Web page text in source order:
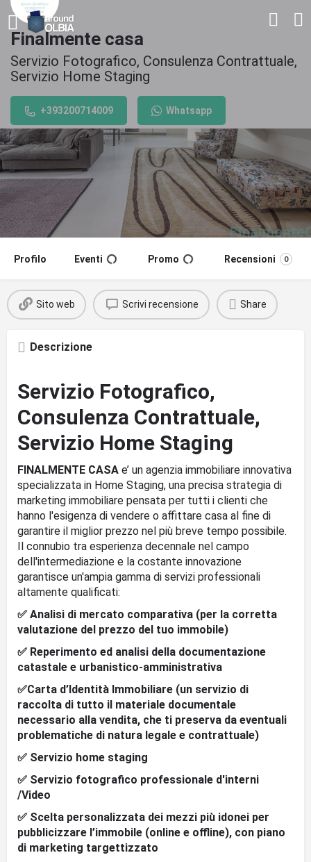
Finalmente casa
Servizio Fotografico, Consulenza Contrattuale,
Servizio Home Staging
+393200714009 Whatsapp
Profilo Eventi Promo Recensioni 0
Sito web Scrivi recensione Share
Descrizione
Servizio Fotografico,
Consulenza Contrattuale,
Servizio Home Staging
FINALMENTE CASA e’ un agenzia immobiliare innovativa
specializzata in Home Staging, una precisa strategia di
marketing immobiliare pensata per tutti i clienti che
hanno l'esigenza di vendere o affittare casa al fine di
garantire il miglior prezzo nel più breve tempo possibile.
Il connubio tra esperienza decennale nel campo
dell'intermediazione e la costante innovazione
garantisce un'ampia gamma di servizi professionali
altamente qualificati:
✅ Analisi di mercato comparativa (per la corretta
valutazione del prezzo del tuo immobile)
✅ Reperimento ed analisi della documentazione
catastale e urbanistico-amministrativa
✅Carta d’Identità Immobiliare (un servizio di
raccolta di tutto il materiale documentale
necessario alla vendita, che ti preserva da eventuali
problematiche di natura legale e contrattuale)
✅ Servizio home staging
✅ Servizio fotografico professionale d'interni
/Video
✅ Scelta personalizzata dei mezzi più idonei per
pubblicizzare l’immobile (online e offline), con piano
di marketing targettizzato